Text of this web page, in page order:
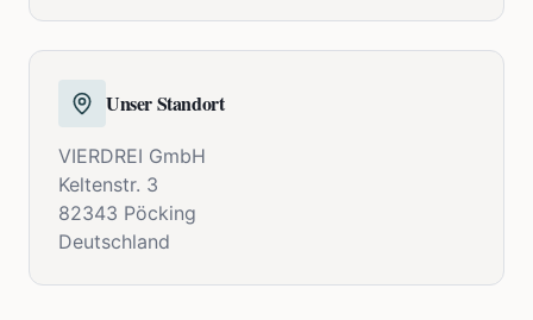
Unser Standort
VIERDREI GmbH
Keltenstr. 3
82343 Pöcking
Deutschland